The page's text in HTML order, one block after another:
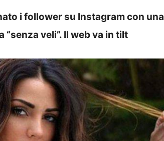
i follower su Instagram con
veli”. Il web va in tilt